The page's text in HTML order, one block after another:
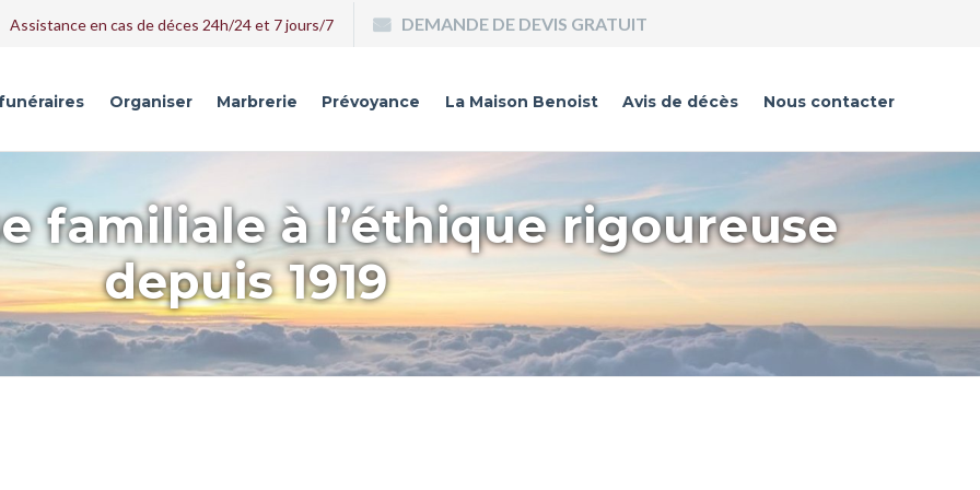
Assistance en cas de déces 24h/24 et 7 jours/7 DEMANDE DE DEVIS GRATUIT
Organiser Marbrerie Prévoyance La Maison Benoist Avis de décès Nous contacter
familiale à l’éthique rigoureuse
depuis 1919